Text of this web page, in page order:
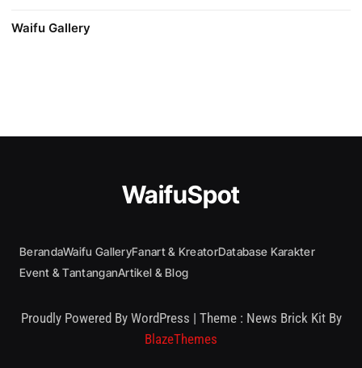
Waifu Gallery
WaifuSpot
BerandaWaifu GalleryFanart & KreatorDatabase Karakter
Event & TantanganArtikel & Blog
Proudly Powered By WordPress | Theme : News Brick Kit By
BlazeThemes